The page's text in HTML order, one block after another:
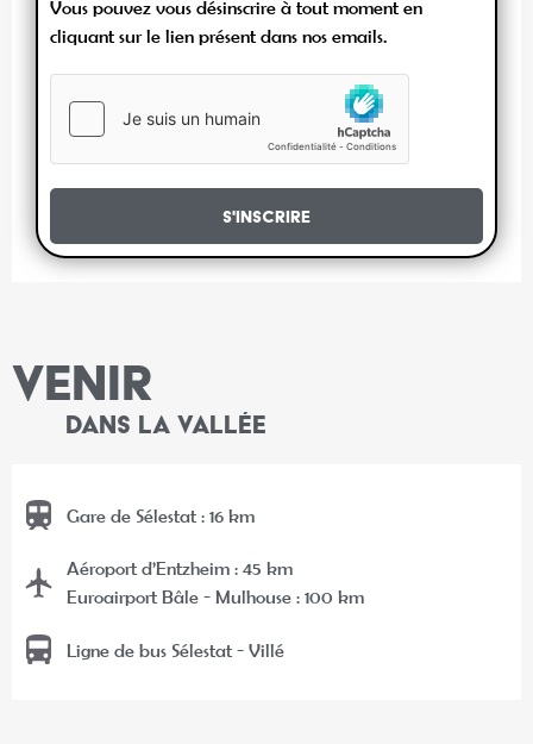
Vous pouvez vous désinscrire à tout moment en
cliquant sur le lien présent dans nos emails.
S'inscrire
VENIR
DANS LA VALLÉE
Gare de Sélestat : 16 km
Aéroport d’Entzheim : 45 km
Euroairport Bâle - Mulhouse : 100 km
Ligne de bus Sélestat - Villé